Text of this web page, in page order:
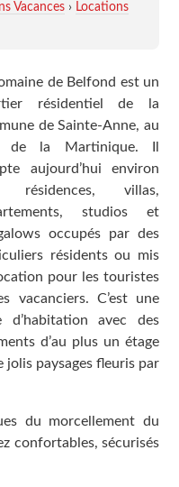
Vacances› Locations
de Belfond est un
résidentiel de la
de Sainte-Anne, au
de la Martinique. Il
aujourd’hui environ
résidences, villas,
studios et
occupés par des
résidents ou mis
pour les touristes
vacanciers. C’est une
d’habitation avec des
d’au plus un étage
jolis paysages fleuris par
du morcellement du
confortables, sécurisés